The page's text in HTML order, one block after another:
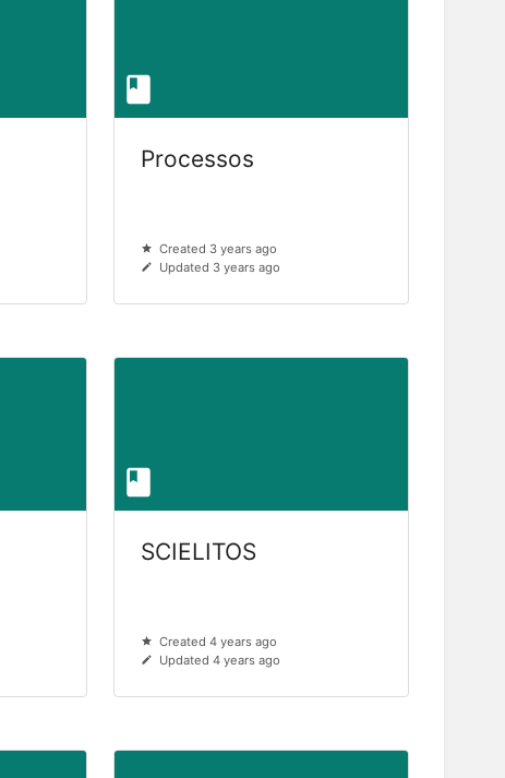
Processos
Created 3 years ago
Updated 3 years ago
SCIELITOS
Created 4 years ago
Updated 4 years ago